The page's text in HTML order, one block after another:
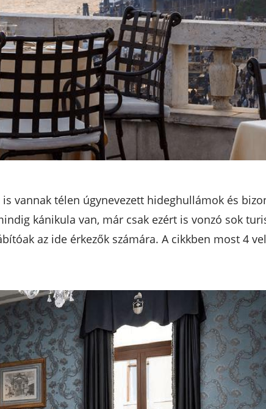
vannak télen úgynevezett hideghullámok és
kánikula van, már csak ezért is vonzó sok
az ide érkezők számára. A cikkben most 4